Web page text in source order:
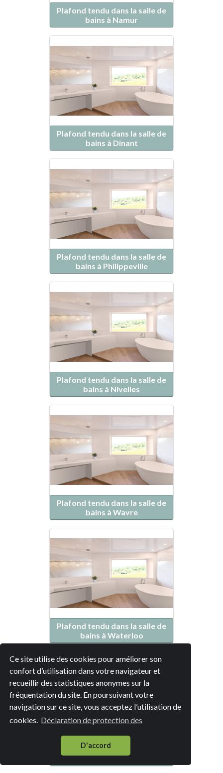
Ce site utilise des cookies pour améliorer son
confort d’utilisation dans votre navigateur et
recueillir des statistiques anonymes sur la
fréquentation du site. En poursuivant votre
navigation sur ce site, vous acceptez l’utilisation de
cookies. Déclaration de protection des
D'accord
Plafond tendu dans la salle de
bains à Namur
Plafond tendu dans la salle de
bains à Dinant
Plafond tendu dans la salle de
bains à Philippeville
Plafond tendu dans la salle de
bains à Nivelles
Plafond tendu dans la salle de
bains à Wavre
Plafond tendu dans la salle de
bains à Waterloo
Plafond tendu dans la salle de
bains à Braine-l'Alleud